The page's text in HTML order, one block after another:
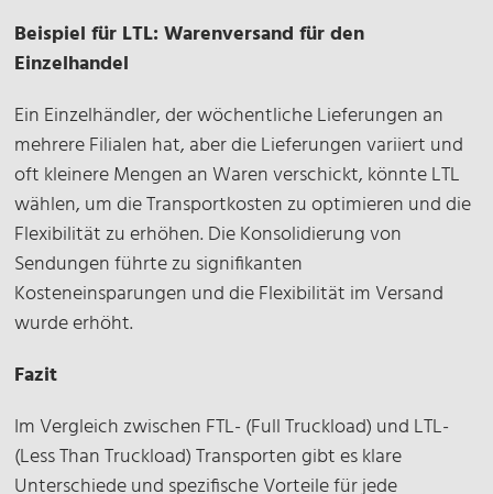
Beispiel für LTL: Warenversand für den
Einzelhandel
Ein Einzelhändler, der wöchentliche Lieferungen an
mehrere Filialen hat, aber die Lieferungen variiert und
oft kleinere Mengen an Waren verschickt, könnte LTL
wählen, um die Transportkosten zu optimieren und die
Flexibilität zu erhöhen. Die Konsolidierung von
Sendungen führte zu signifikanten
Kosteneinsparungen und die Flexibilität im Versand
wurde erhöht.
Fazit
Im Vergleich zwischen FTL- (Full Truckload) und LTL-
(Less Than Truckload) Transporten gibt es klare
Unterschiede und spezifische Vorteile für jede